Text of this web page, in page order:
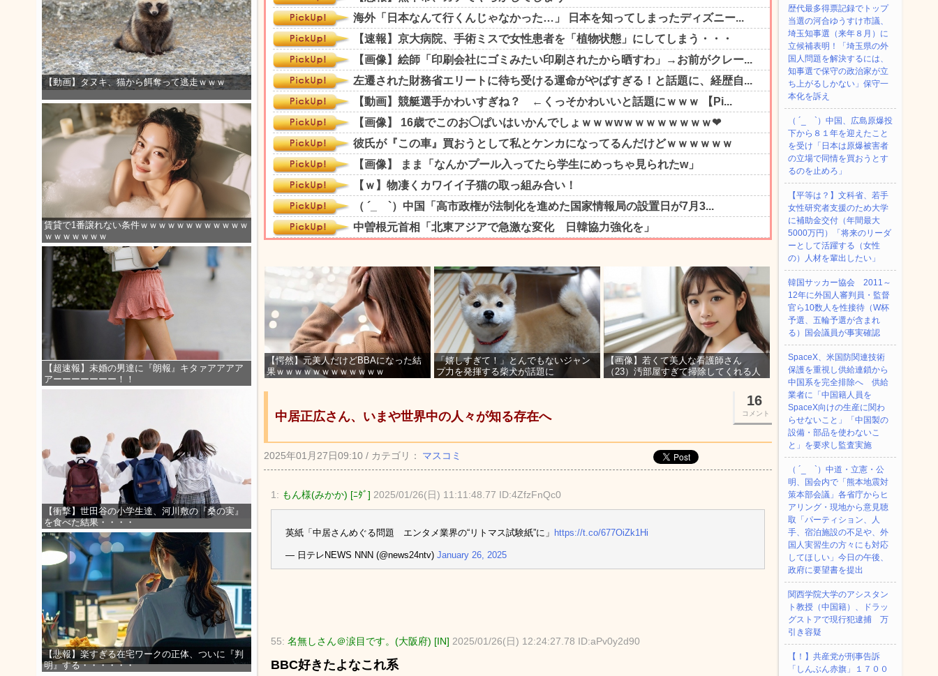
【動画】タヌキ、猫から餌奪って逃走ｗｗｗ
賃貸で1番譲れない条件ｗｗｗｗｗｗｗｗｗｗｗｗ
ｗｗｗｗｗｗｗ
【超速報】未婚の男達に『朗報』キタァアアアア
アーーーーーーー！！
【衝撃】世田谷の小学生達、河川敷の『桑の実』
を食べた結果・・・・
【悲報】楽すぎる在宅ワークの正体、ついに『判
明』する・・・・・・
【愕然】元美人だけどBBAになった結
果ｗｗｗｗｗｗｗｗｗｗｗｗ
「嬉しすぎて！」とんでもないジャン
プ力を発揮する柴犬が話題に
【画像】若くて美人な看護師さん
（23）汚部屋すぎて掃除してくれる人
16
コメント
中居正広さん、いまや世界中の人々が知る存在へ
2025年01月27日09:10 / カテゴリ： マスコミ
1: もん様(みかか) [ﾆﾀﾞ] 2025/01/26(日) 11:11:48.77 ID:4ZfzFnQc0
英紙「中居さんめぐる問題 エンタメ業界の“リトマス試験紙”に」 https://t.co/677OiZk1Hi
— 日テレNEWS NNN (@news24ntv) January 26, 2025
55: 名無しさん＠涙目です。(大阪府) [IN] 2025/01/26(日) 12:24:27.78 ID:aPv0y2d90
BBC好きたよなこれ系
歴代最多得票記録でトップ
当選の河合ゆうすけ市議、
埼玉知事選（来年８月）に
立候補表明！「埼玉県の外
国人問題を解決するには、
知事選で保守の政治家が立
ち上がるしかない」保守一
本化を訴え
（ ´_ゝ`）中国、広島原爆投
下から８１年を迎えたこと
を受け「日本は原爆被害者
の立場で同情を買おうとす
るのを止めろ」
【平等は？】文科省、若手
女性研究者支援のため大学
に補助金交付（年間最大
5000万円）「将来のリーダ
ーとして活躍する（女性
の）人材を輩出したい」
韓国サッカー協会 2011～
12年に外国人審判員・監督
官ら10数人を性接待（W杯
予選、五輪予選が含まれ
る）国会議員が事実確認
SpaceX、米国防関連技術
保護を重視し供給連鎖から
中国系を完全排除へ 供給
業者に「中国籍人員を
SpaceX向けの生産に関わ
らせないこと」「中国製の
設備・部品を使わないこ
と」を要求し監査実施
（ ´_ゝ`）中道・立憲・公
明、国会内で「熊本地震対
策本部会議」各省庁からヒ
アリング・現地から意見聴
取「パーティション、人
手、宿泊施設の不足や、外
国人実習生の方々にも対応
してほしい」今日の午後、
政府に要望書を提出
関西学院大学のアシスタン
ト教授（中国籍）、ドラッ
グストアで現行犯逮捕 万
引き容疑
【！】共産党が刑事告訴
「しんぶん赤旗」１７００